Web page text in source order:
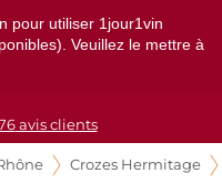
pour utiliser 1jour1vin
Veuillez le mettre à
avis clients
Crozes Hermitage